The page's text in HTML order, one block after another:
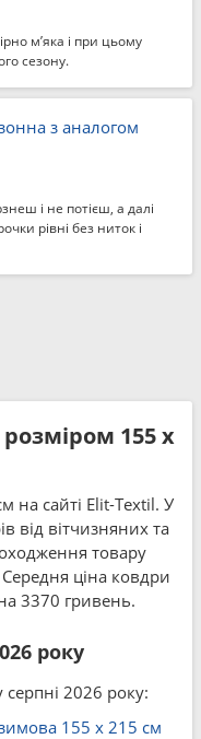
м’яка і при цьому
сезону.
з аналогом
і не потієш, а далі
рівні без ниток і
155 x
на сайті Elit-Textil. У
від вітчизняних та
товару
ціна ковдри
3370 гривень.
року
2026 року:
155 x 215 см